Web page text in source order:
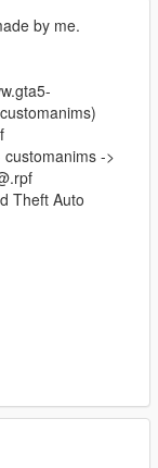
by me.
->
Theft Auto